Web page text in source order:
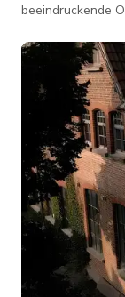
beeindruckende
und kreative Veranstaltungen. Das
kombiniert
für
Ob entspanntes